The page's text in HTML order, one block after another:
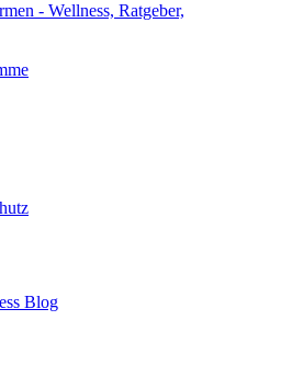
- Wellness, Ratgeber,
Blog